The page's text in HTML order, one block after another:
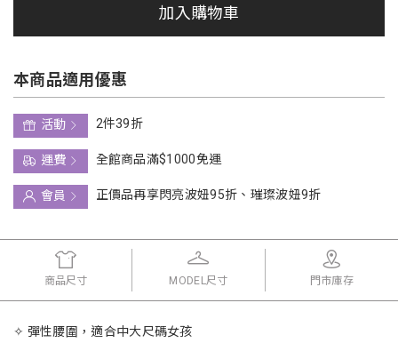
加入購物車
本商品適用優惠
活動
2件39折
運費
全館商品滿$1000免運
會員
正價品再享閃亮波妞95折、璀璨波妞9折
商品尺寸 MODEL尺寸 門市庫存
✧ 彈性腰圍，適合中大尺碼女孩